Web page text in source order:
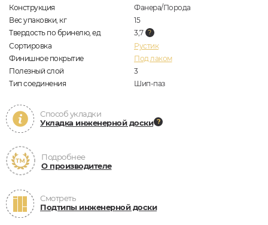
Конструкция
Фанера/Порода
Вес упаковки, кг
15
Твердость по бринелю, ед
3,7
Сортировка
Рустик
Финишное покрытие
Под лаком
Полезный слой
3
Тип соединения
Шип-паз
Способ укладки
Укладка инженерной доски
Подробнее
О производителе
Смотреть
Подтипы инженерной доски